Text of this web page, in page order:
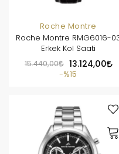
Roche Montre
Roche Montre RMG6016-
Erkek Kol Saati
15.440,00
13.124,00
%15